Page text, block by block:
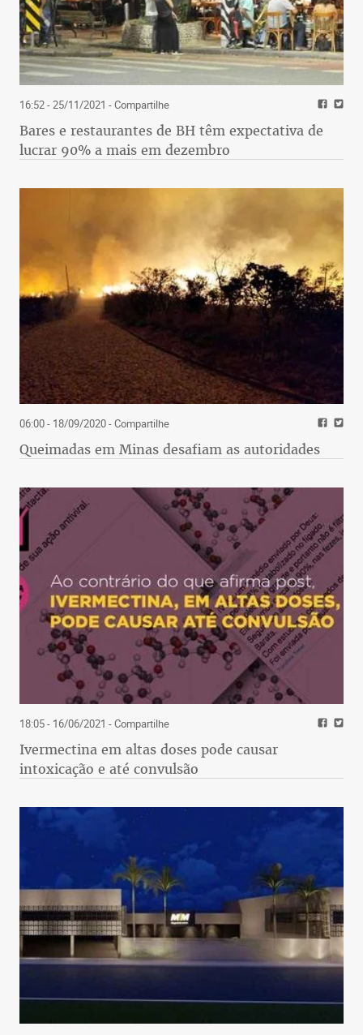
16:52 - 25/11/2021 - Compartilhe
Bares e restaurantes de BH têm expectativa de
lucrar 90% a mais em dezembro
06:00 - 18/09/2020- Compartilhe
Queimadas em Minas desafiam as autoridades
18:05 - 16/06/2021 - Compartilhe
Ivermectina em altas doses pode causar
intoxicação e até convulsão